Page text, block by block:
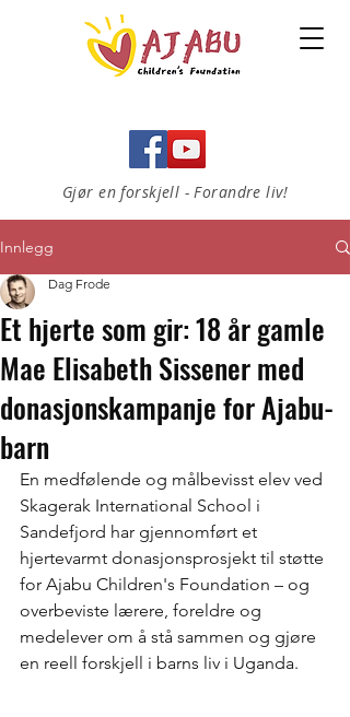
Gjør en forskjell - Forandre liv!
Innlegg
Et hjerte som gir: 18 år gamle
Mae Elisabeth Sissener med
donasjonskampanje for Ajabu-
barn
Dag Frode
En medfølende og målbevisst elev ved
Skagerak International School i
Sandefjord har gjennomført et
hjertevarmt donasjonsprosjekt til støtte
for Ajabu Children's Foundation – og
overbeviste lærere, foreldre og
medelever om å stå sammen og gjøre
en reell forskjell i barns liv i Uganda.